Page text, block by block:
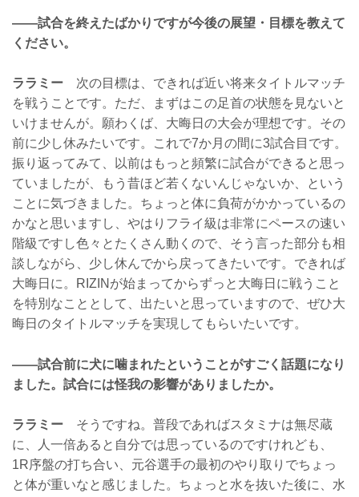
——試合を終えたばかりですが今後の展望・目標を教えて
ください。
ララミー 次の目標は、できれば近い将来タイトルマッチ
を戦うことです。ただ、まずはこの足首の状態を見ないと
いけませんが。願わくば、大晦日の大会が理想です。その
前に少し休みたいです。これで7か月の間に3試合目です。
振り返ってみて、以前はもっと頻繁に試合ができると思っ
ていましたが、もう昔ほど若くないんじゃないか、という
ことに気づきました。ちょっと体に負荷がかかっているの
かなと思いますし、やはりフライ級は非常にペースの速い
階級ですし色々とたくさん動くので、そう言った部分も相
談しながら、少し休んでから戻ってきたいです。できれば
大晦日に。RIZINが始まってからずっと大晦日に戦うこと
を特別なこととして、出たいと思っていますので、ぜひ大
晦日のタイトルマッチを実現してもらいたいです。
——試合前に犬に噛まれたということがすごく話題になり
ました。試合には怪我の影響がありましたか。
ララミー そうですね。普段であればスタミナは無尽蔵
に、人一倍あると自分では思っているのですけれども、
1R序盤の打ち合い、元谷選手の最初のやり取りでちょっ
と体が重いなと感じました。ちょっと水を抜いた後に、水